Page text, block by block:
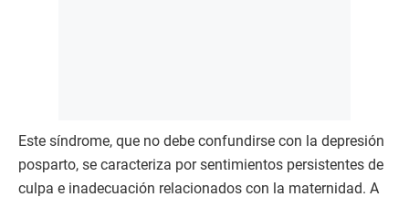
Este síndrome, que no debe confundirse con la depresión
posparto, se caracteriza por sentimientos persistentes de
culpa e inadecuación relacionados con la maternidad. A